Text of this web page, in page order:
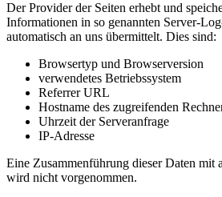
Der Provider der Seiten erhebt und
Informationen in so genannten Server-
automatisch an uns übermittelt. Dies sind:
Browsertyp und Browserversion
verwendetes Betriebssystem
Referrer URL
Hostname des zugreifenden
Uhrzeit der Serveranfrage
IP-Adresse
Eine Zusammenführung dieser Daten mit
wird nicht vorgenommen.